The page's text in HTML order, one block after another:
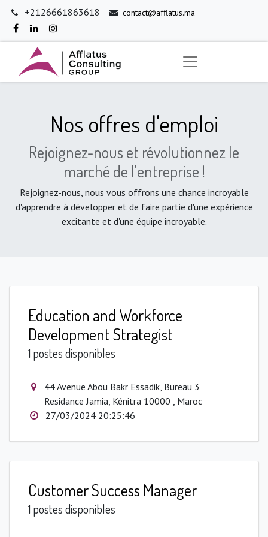
+2126661863618 contact@afflatus.ma
Nos offres d'emploi
Rejoignez-nous et révolutionnez le
marché de l'entreprise !
Rejoignez-nous, nous vous offrons une chance incroyable
d'apprendre à développer et de faire partie d'une expérience
excitante et d'une équipe incroyable.
Education and Workforce
Development Strategist
1 postes disponibles
44 Avenue Abou Bakr Essadik, Bureau 3
Residance Jamia, Kénitra 10000 , Maroc
27/03/2024 20:25:46
Customer Success Manager
1 postes disponibles